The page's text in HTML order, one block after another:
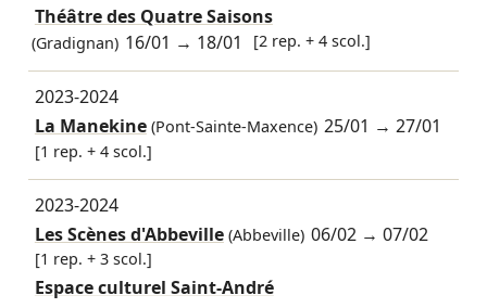
Théâtre des Quatre Saisons
(Gradignan) 16/01 → 18/01 [2 rep. + 4 scol.]
2023-2024
La Manekine(Pont-Sainte-Maxence) 25/01 →27/01
[1 rep. + 4 scol.]
2023-2024
Les Scènes d'Abbeville(Abbeville) 06/02 →07/02
[1 rep. + 3 scol.]
Espace culturel Saint-André